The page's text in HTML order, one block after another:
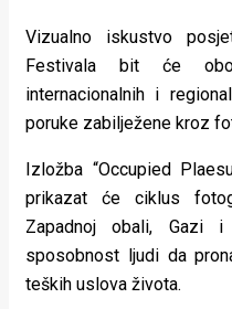
Vizualno iskustvo
Festivala bit će
internacionalnih i
poruke zabilježene kroz
Izložba “Occupied
prikazat će ciklus
Zapadnoj obali, Gazi i
sposobnost ljudi da
teških uslova života.